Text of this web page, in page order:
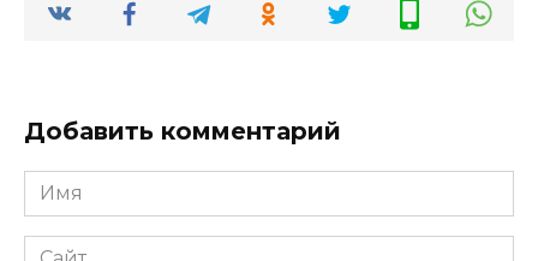
Добавить комментарий
Имя
*
Сайт